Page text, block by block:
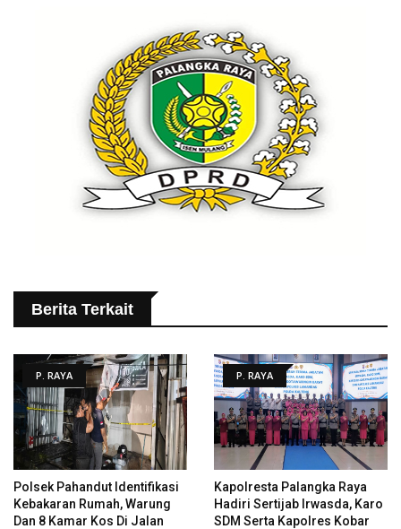
Berita Terkait
P. RAYA
Polsek Pahandut Identifikasi
Kebakaran Rumah, Warung
Dan 8 Kamar Kos Di Jalan
P. RAYA
Kapolresta Palangka Raya
Hadiri Sertijab Irwasda, Karo
SDM Serta Kapolres Kobar